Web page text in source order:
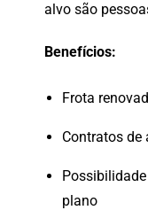
alvo são
Benefícios:
Frota
Contratos de
Possibilidade
plano